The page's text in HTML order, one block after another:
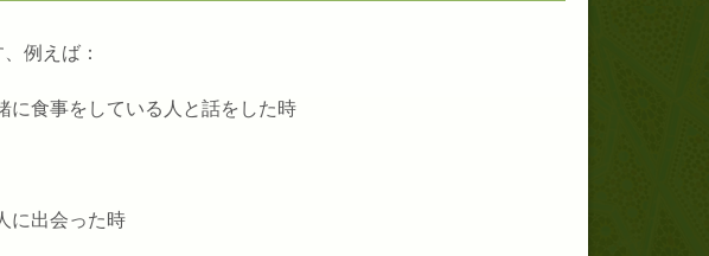
例えば：
食事をしている人と話をした時
出会った時